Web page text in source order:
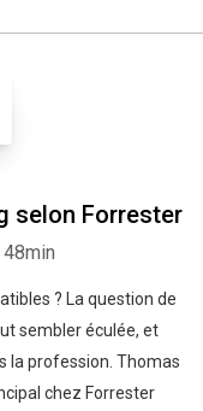
selon Forrester
48min
? La question de
sembler éculée, et
la profession. Thomas
chez Forrester